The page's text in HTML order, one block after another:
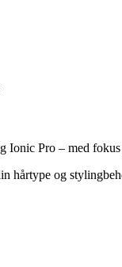
Pro – med
hårtype og